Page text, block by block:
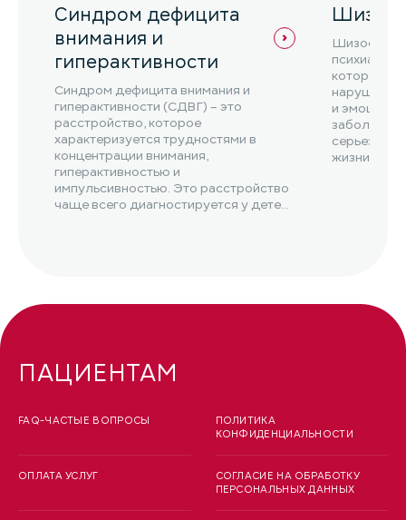
Синдром дефицита
внимания и
гиперактивности
Синдром дефицита внимания и
гиперактивности (СДВГ) – это
расстройство, которое
характеризуется трудностями в
концентрации внимания,
гиперактивностью и
импульсивностью. Это расстройство
чаще всего диагностируется у детей,
которое
и
серьезное
жизни
ПАЦИЕНТАМ
FAQ-ЧАСТЫЕ ВОПРОСЫ
ОПЛАТА УСЛУГ
ПОЛИТИКА
КОНФИДЕНЦИАЛЬНОСТИ
СОГЛАСИЕ НА ОБРАБОТКУ
ПЕРСОНАЛЬНЫХ ДАННЫХ